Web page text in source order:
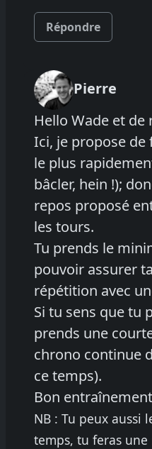
Répondre
Pierre
Hello Wade et de
Ici, je propose de
le plus
bâcler, hein !);
repos proposé
les tours.
Tu prends le
pouvoir assurer
répétition avec
Si tu sens que tu
prends une
chrono continue
ce temps).
Bon
NB : Tu peux aussi
temps, tu feras une